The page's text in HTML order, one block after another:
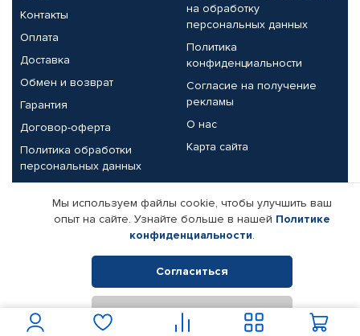
Контакты
Оплата
Доставка
Обмен и возврат
Гарантия
Договор-оферта
Политика обработки
персональных данных
на обработку
персональных данных
Политика
конфиденциальности
Согласие на получение
рекламы
О нас
Карта сайта
Партнерам
Корпоративным клиентам
Поставщикам
Реквизиты компании
© КАМАЗ ЦЕНТР ДОНЕЦК, 2015-2026. Все права защищены.
Интернет-магазин автомобильных товаров Автопрофи.
Мы используем файлы cookie, чтобы улучшить ваш
опыт на сайте. Узнайте больше в нашей Политике
конфиденциальности.
Согласиться
Отклонить